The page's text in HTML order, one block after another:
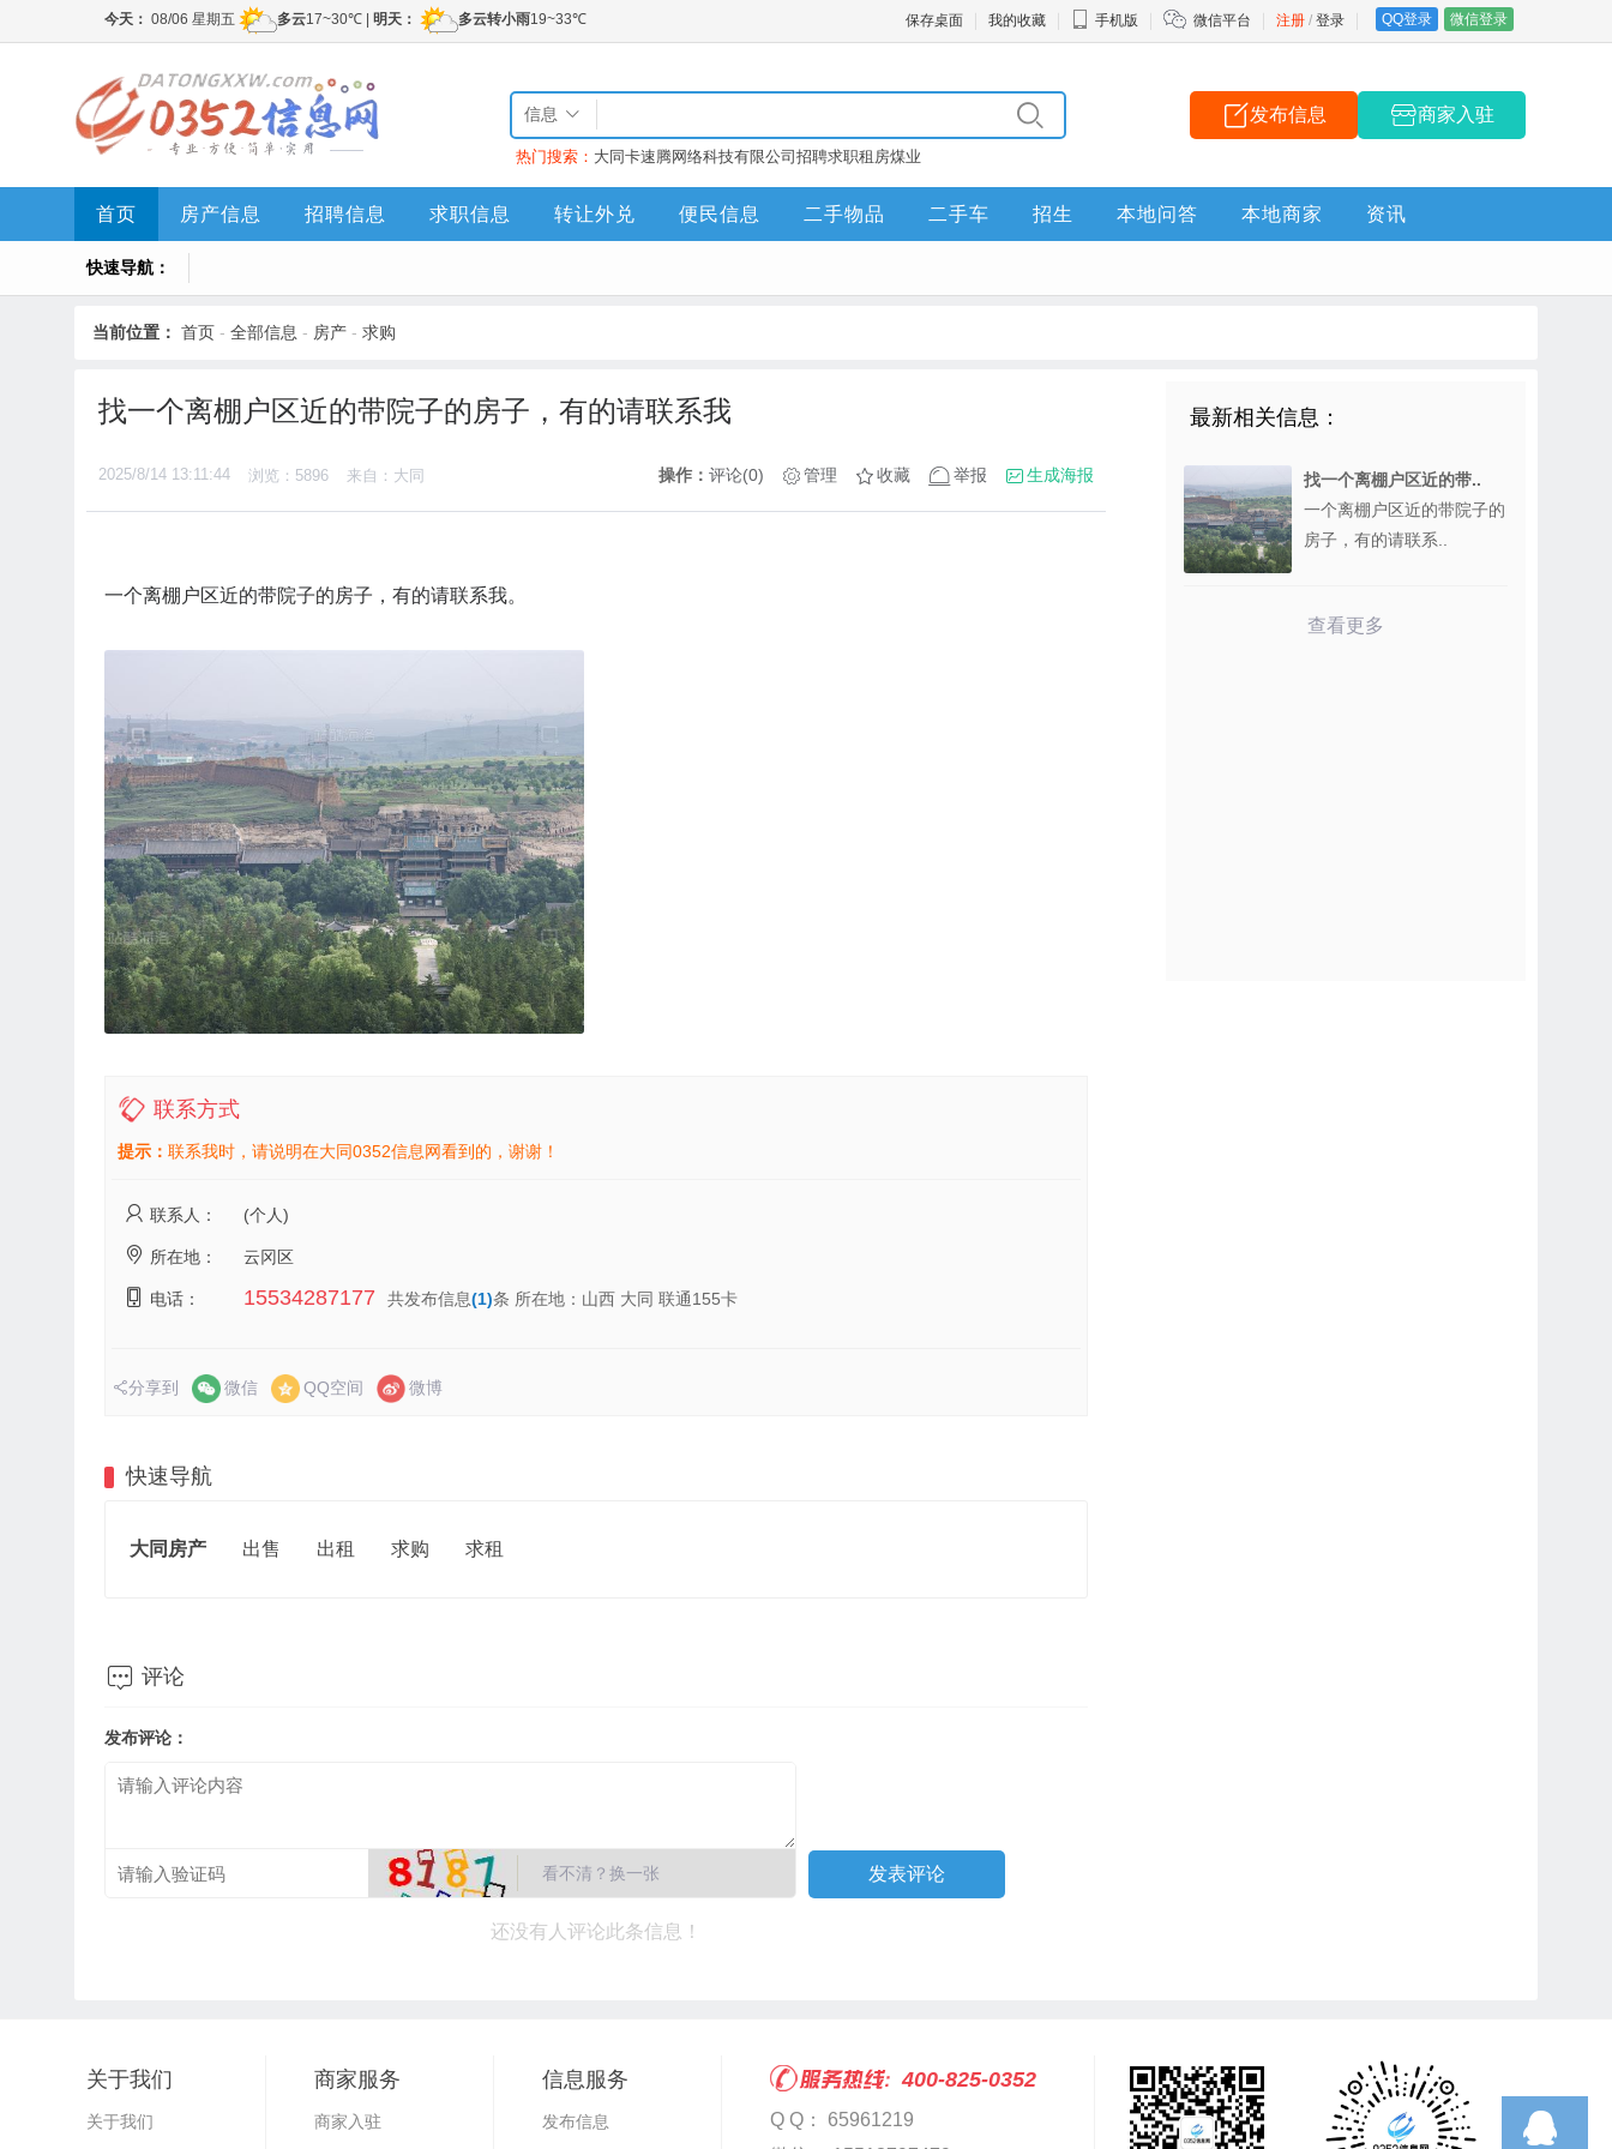
注册 / 登录 QQ登录 微信登录
保存桌面 我的收藏 手机版 微信平台
信息
热门搜索： 大同卡速腾网络科技有限公司 招聘求职租房煤业
发布信息 商家入驻
首页 房产信息 招聘信息 求职信息 转让外兑 便民信息 二手物品 二手车 招生 本地问答 本地商家 资讯
快速导航：
当前位置： 首页 - 全部信息 - 房产 - 求购
找一个离棚户区近的带院子的房子，有的请联系我
2025/8/14 13:11:44 浏览：5896 来自：大同 操作： 评论(0) 管理 收藏 举报 生成海报
一个离棚户区近的带院子的房子，有的请联系我。
联系方式
提示： 联系我时，请说明在大同0352信息网看到的，谢谢！
联系人： (个人)
所在地： 云冈区
电话： 15534287177 共发布信息(1)条 所在地：山西 大同 联通155卡
分享到 微信 QQ空间 微博
快速导航
大同房产 出售 出租 求购 求租
 评论
发布评论：
看不清？换一张
还没有人评论此条信息！
最新相关信息：
找一个离棚户区近的带..
一个离棚户区近的带院子的
房子，有的请联系..
查看更多
关于我们
关于我们
商家服务
商家入驻
信息服务
发布信息
400-825-0352
Q Q： 65961219